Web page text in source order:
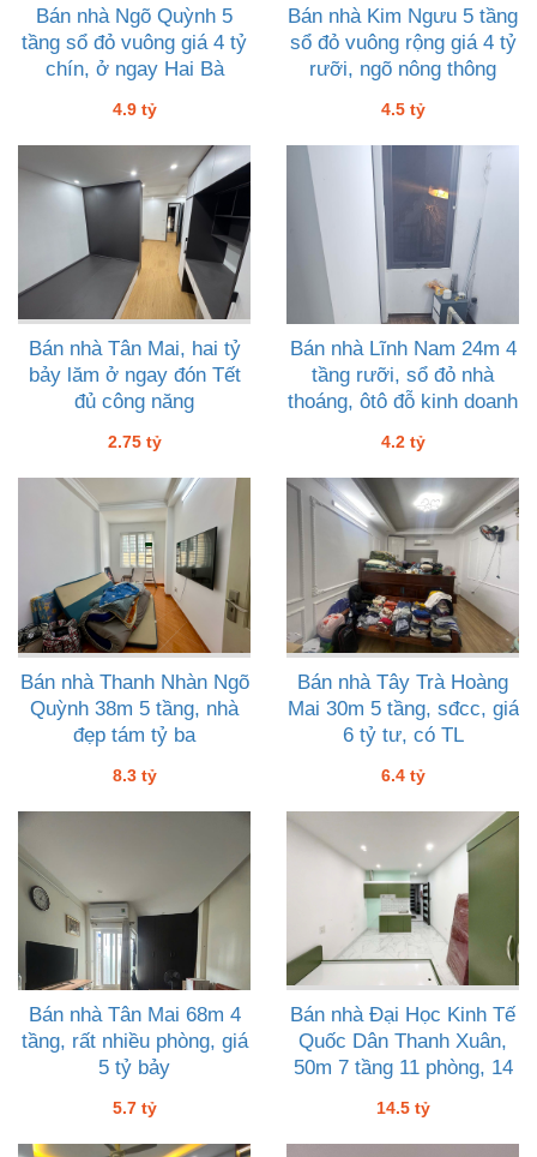
Bán nhà Ngõ Quỳnh 5
tầng sổ đỏ vuông giá 4 tỷ
chín, ở ngay Hai Bà
4.9 tỷ
Bán nhà Kim Ngưu 5 tầng
sổ đỏ vuông rộng giá 4 tỷ
rưỡi, ngõ nông thông
4.5 tỷ
Bán nhà Tân Mai, hai tỷ
bảy lăm ở ngay đón Tết
đủ công năng
2.75 tỷ
Bán nhà Lĩnh Nam 24m 4
tầng rưỡi, sổ đỏ nhà
thoáng, ôtô đỗ kinh doanh
4.2 tỷ
Bán nhà Thanh Nhàn Ngõ
Quỳnh 38m 5 tầng, nhà
đẹp tám tỷ ba
8.3 tỷ
Bán nhà Tây Trà Hoàng
Mai 30m 5 tầng, sđcc, giá
6 tỷ tư, có TL
6.4 tỷ
Bán nhà Tân Mai 68m 4
tầng, rất nhiều phòng, giá
5 tỷ bảy
5.7 tỷ
Bán nhà Đại Học Kinh Tế
Quốc Dân Thanh Xuân,
50m 7 tầng 11 phòng, 14
14.5 tỷ